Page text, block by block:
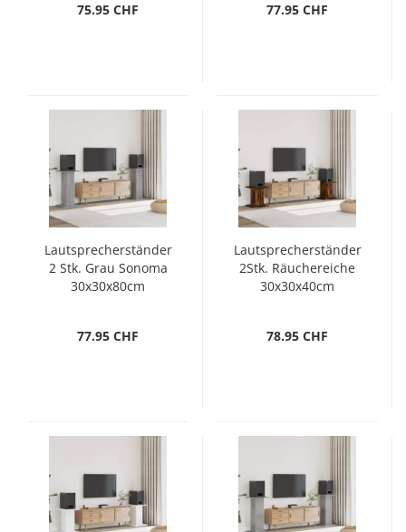
75.95 CHF
77.95 CHF
Lautsprecherständer
2 Stk. Grau Sonoma
30x30x80cm
77.95 CHF
Lautsprecherständer
2Stk. Räuchereiche
30x30x40cm
78.95 CHF